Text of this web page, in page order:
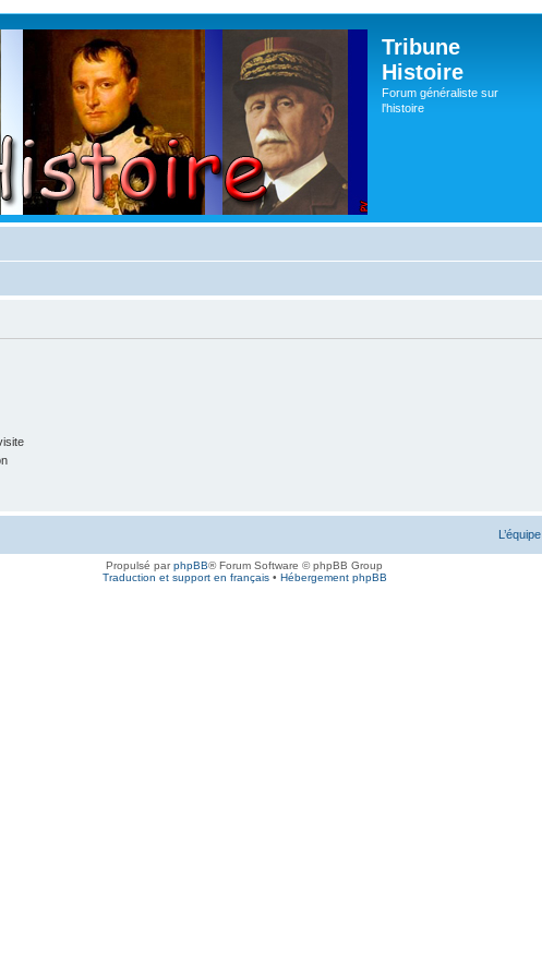
Tribune
Histoire
Forum généraliste sur
l'histoire
L’équipe
Propulsé parphpBB® Forum Software © phpBB Group
Traduction et support en français• Hébergement phpBB